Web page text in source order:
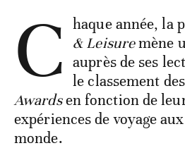
C haque année, la
& Leisuremène
auprès de ses
le classement des
Awardsen fonction de
expériences de voyage
monde.